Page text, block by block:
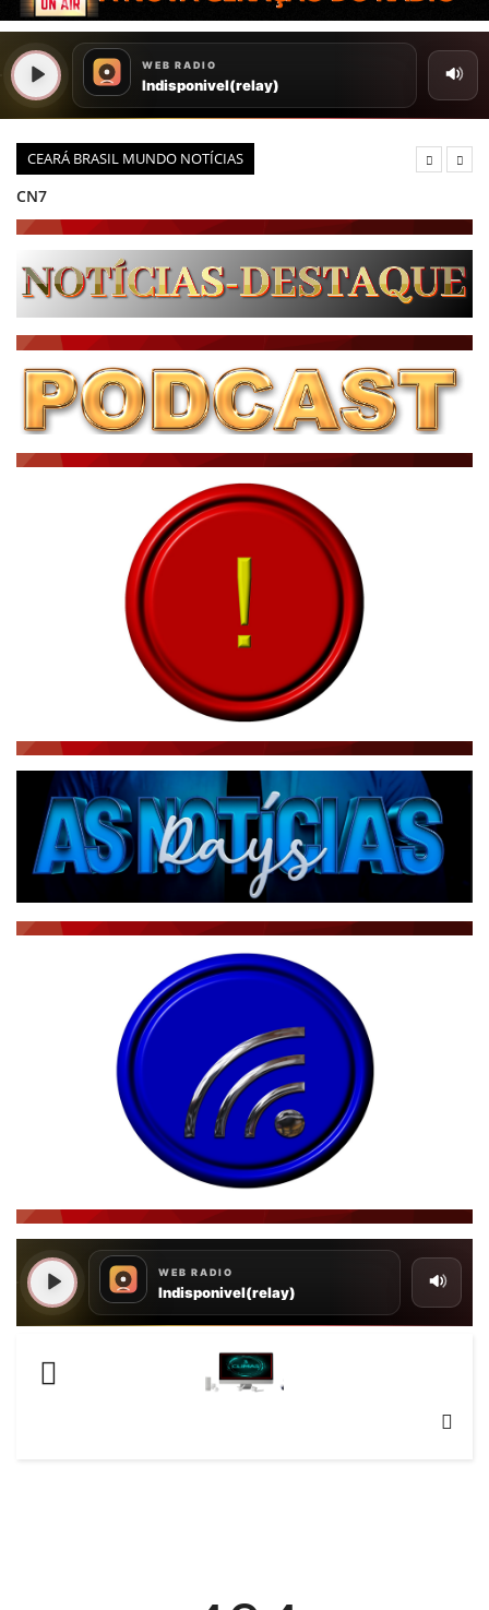
CEARÁ BRASIL MUNDO NOTÍCIAS
CN7
JORNAL DO BRASIL
CNN BRASIL
CBN GLOBO
ACONTECEU...VIROU MANCHETE!
BLOGS & COLUNAS
DIÁRIO DO NORDESTE - ÚLTIMA HORA
PODCAST - PONTO DE VISTA
NOTÍCIAS DESTAQUE DO DIA
BRASIL NOTÍCIAS
ÚLTIMAS NOTÍCIAS
NOTÍCIAS TAMBÉM NA TELA
BRASIL MUNDO AO VIVO
NOTÍCIAS GERAIS
CONECTE-SE
REGISTO